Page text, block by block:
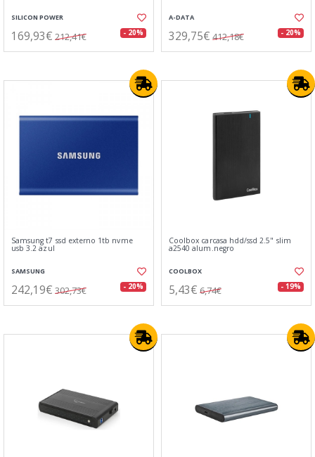
SILICON POWER
169,93€ 212,41€ - 20%
A-DATA
329,75€ 412,18€ - 20%
Samsung t7 ssd externo 1tb nvme
usb 3.2 azul
SAMSUNG
242,19€ 302,73€ - 20%
Coolbox carcasa hdd/ssd 2.5" slim
a2540 alum.negro
COOLBOX
5,43€ 6,74€ - 19%